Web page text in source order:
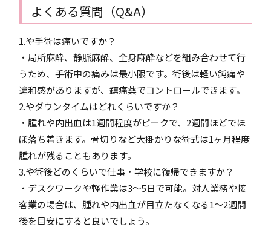
よくある質問（Q&A）
1.や手術は痛いですか？
・局所麻酔、静脈麻酔、全身麻酔などを組み合わせて行
うため、手術中の痛みは最小限です。術後は軽い鈍痛や
違和感がありますが、鎮痛薬でコントロールできます。
2.やダウンタイムはどれくらいですか？
・腫れや内出血は1週間程度がピークで、2週間ほどでほ
ぼ落ち着きます。骨切りなど大掛かりな術式は1ヶ月程度
腫れが残ることもあります。
3.や術後どのくらいで仕事・学校に復帰できますか？
・デスクワークや軽作業は3～5日で可能。対人業務や接
客業の場合は、腫れや内出血が目立たなくなる1～2週間
後を目安にすると良いでしょう。